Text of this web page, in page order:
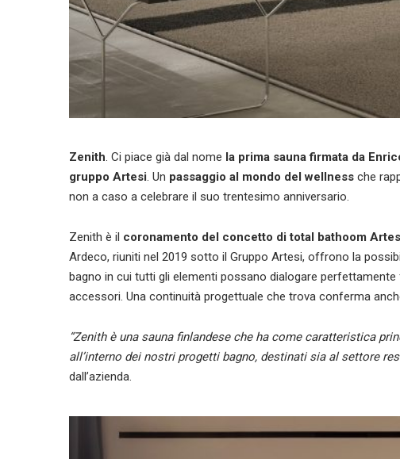
Zenith. Ci piace già dal nome la prima sauna firmata da
gruppo Artesi. Un passaggio al mondo del wellness che
non a caso a celebrare il suo trentesimo anniversario.
Zenith è il coronamento del concetto di total bathoom
Ardeco, riuniti nel 2019 sotto il Gruppo Artesi, offrono la
bagno in cui tutti gli elementi possano dialogare
accessori. Una continuità progettuale che trova conferma
“Zenith è una sauna finlandese che ha come caratteristica
all’interno dei nostri progetti bagno, destinati sia al settore
dall’azienda.